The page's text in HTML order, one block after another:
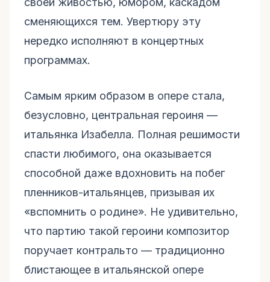
сменяющихся тем. Увертюру эту
нередко исполняют в концертных
программах.
Самым ярким образом в опере стала,
безусловно, центральная героиня —
итальянка Изабелла. Полная решимости
спасти любимого, она оказывается
способной даже вдохновить на побег
пленников-итальянцев, призывая их
«вспомнить о родине». Не удивительно,
что партию такой героини композитор
поручает контральто — традиционно
блистающее в итальянской опере